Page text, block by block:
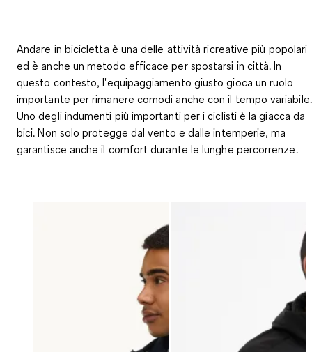
Andare in bicicletta è una delle attività ricreative più popolari
ed è anche un metodo efficace per spostarsi in città. In
questo contesto, l'equipaggiamento giusto gioca un ruolo
importante per rimanere comodi anche con il tempo variabile.
Uno degli indumenti più importanti per i ciclisti è la giacca da
bici. Non solo protegge dal vento e dalle intemperie, ma
garantisce anche il comfort durante le lunghe percorrenze.